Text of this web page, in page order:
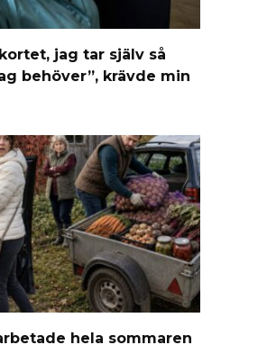
jag tar själv så
behöver”, krävde min
hela sommaren